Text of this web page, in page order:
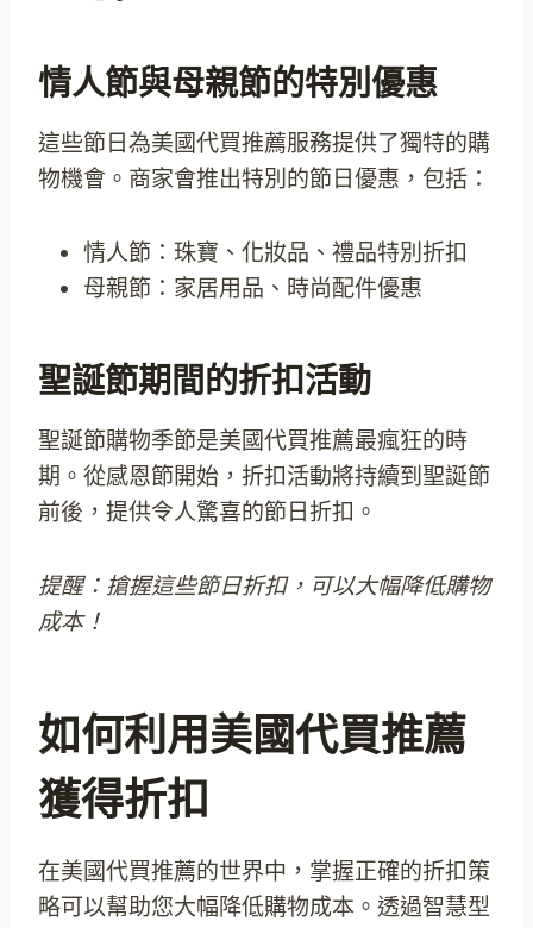
情人節與母親節的特別優惠
這些節日為美國代買推薦服務提供了獨特的購
物機會。商家會推出特別的節日優惠，包括：
情人節：珠寶、化妝品、禮品特別折扣
母親節：家居用品、時尚配件優惠
聖誕節期間的折扣活動
聖誕節購物季節是美國代買推薦最瘋狂的時
期。從感恩節開始，折扣活動將持續到聖誕節
前後，提供令人驚喜的節日折扣。
提醒：搶握這些節日折扣，可以大幅降低購物
成本！
如何利用美國代買推薦
獲得折扣
在美國代買推薦的世界中，掌握正確的折扣策
略可以幫助您大幅降低購物成本。透過智慧型